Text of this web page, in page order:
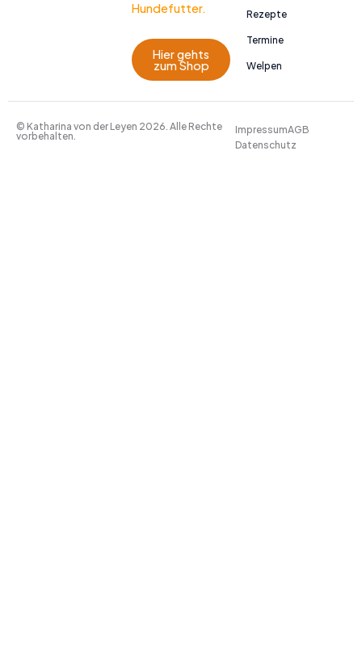
Hundefutter.
Hier gehts
zum Shop
Rezepte
Termine
Welpen
© Katharina von der Leyen 2026. Alle Rechte
vorbehalten.
ImpressumAGB
Datenschutz